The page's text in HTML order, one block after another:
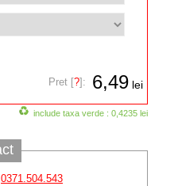
Pret [?]: 6,49 lei
include taxa verde : 0,4235 lei
0371.504.543